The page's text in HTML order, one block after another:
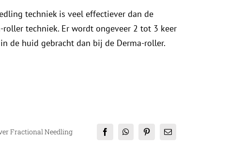
techniek is veel effectiever dan de
roller techniek. Er wordt ongeveer 2 tot 3 keer
de huid gebracht dan bij de Derma-roller.
Fractional Needling